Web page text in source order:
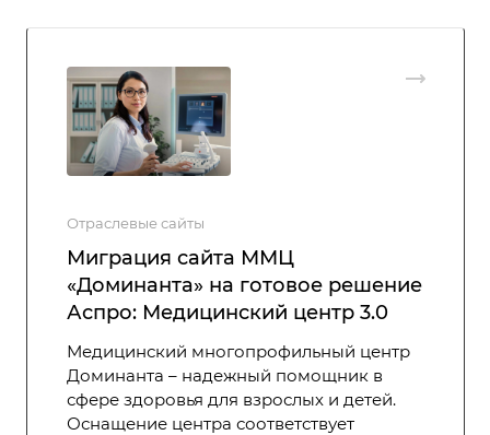
Отраслевые сайты
Миграция сайта ММЦ
«Доминанта» на готовое решение
Аспро: Медицинский центр 3.0
Медицинский многопрофильный центр
Доминанта – надежный помощник в
сфере здоровья для взрослых и детей.
Оснащение центра соответствует